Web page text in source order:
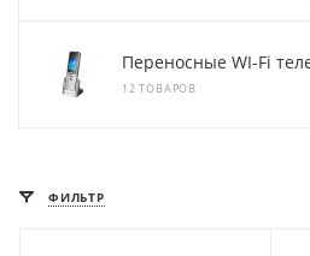
Переносные WI-Fi
12 ТОВАРОВ
ФИЛЬТР